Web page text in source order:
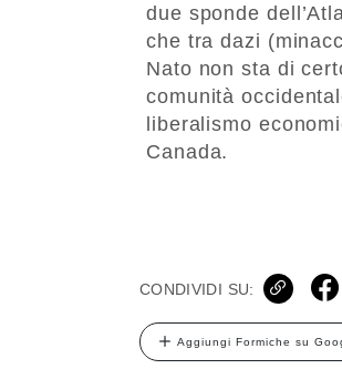
due sponde
che tra dazi
Nato non sta di
comunità
liberalismo
Canada.
CONDIVIDI SU:
Aggiungi Formiche su